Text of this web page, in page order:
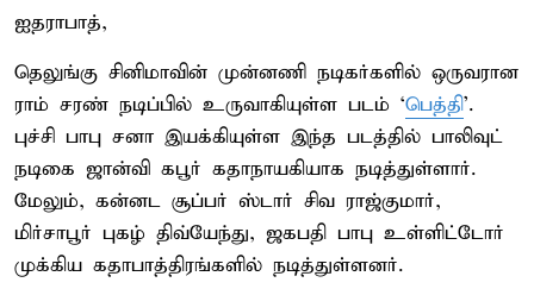
ஐதராபாத்,
தெலுங்கு சினிமாவின் முன்னணி நடிகர்களில் ஒருவரான
ராம் சரண் நடிப்பில் உருவாகியுள்ள படம் ‘பெத்தி’.
புச்சி பாபு சனா இயக்கியுள்ள இந்த படத்தில் பாலிவுட்
நடிகை ஜான்வி கபூர் கதாநாயகியாக நடித்துள்ளார்.
மேலும், கன்னட சூப்பர் ஸ்டார் சிவ ராஜ்குமார்,
மிர்சாபூர் புகழ் திவ்யேந்து, ஜகபதி பாபு உள்ளிட்டோர்
முக்கிய கதாபாத்திரங்களில் நடித்துள்ளனர்.